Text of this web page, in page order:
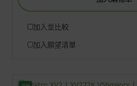
加入並比較
加入願望清單